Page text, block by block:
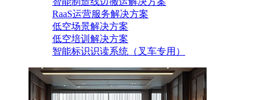
RaaS运营服务解决方案
低空场景解决方案
低空培训解决方案
智能标识识读系统（叉车专用）